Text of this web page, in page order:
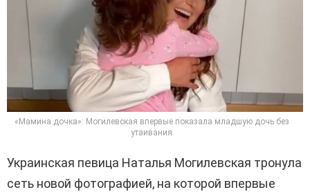
«Мамина дочка»: Могилевская впервые показала младшую дочь без
утаивания
Украинская певица Наталья Могилевская тронула
сеть новой фотографией, на которой впервые